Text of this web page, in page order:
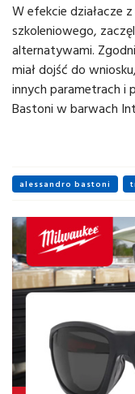
W efekcie działacze
szkoleniowego,
alternatywami.
miał dojść do
innych parametrach i
Bastoni w barwach
alessandro bastoni